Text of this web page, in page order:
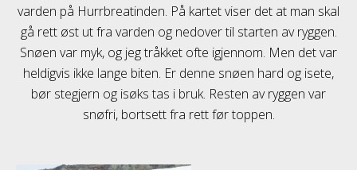
varden på Hurrbreatinden. På kartet viser det at man skal
gå rett øst ut fra varden og nedover til starten av ryggen.
Snøen var myk, og jeg tråkket ofte igjennom. Men det var
heldigvis ikke lange biten. Er denne snøen hard og isete,
bør stegjern og isøks tas i bruk. Resten av ryggen var
snøfri, bortsett fra rett før toppen.